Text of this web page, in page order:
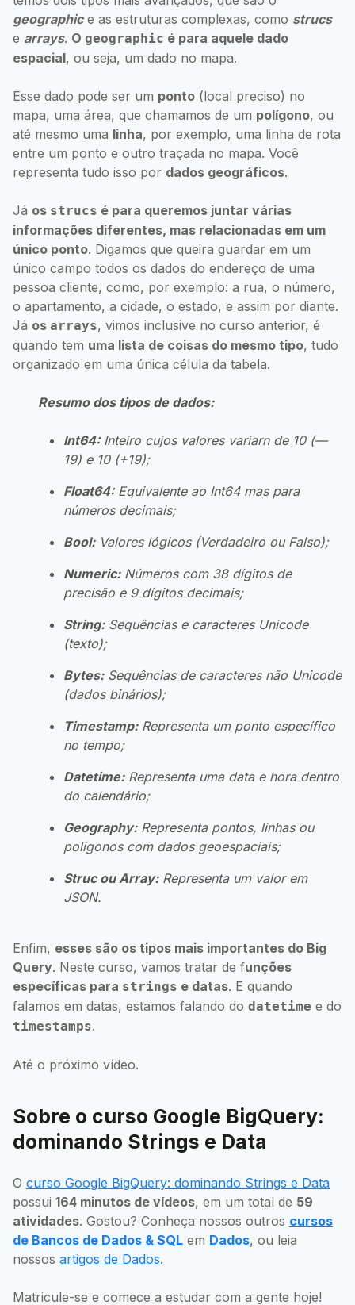
geographice as estruturas complexas, como strucs
e arrays. O geographic é para aquele dado
espacial, ou seja, um dado no mapa.
Esse dado pode ser um ponto (local preciso) no
mapa, uma área, que chamamos de um polígono, ou
até mesmo uma linha, por exemplo, uma linha de rota
entre um ponto e outro traçada no mapa. Você
representa tudo isso por dados geográficos.
Já os strucs é para queremos juntar várias
informações diferentes, mas relacionadas em um
único ponto. Digamos que queira guardar em um
único campo todos os dados do endereço de uma
pessoa cliente, como, por exemplo: a rua, o número,
o apartamento, a cidade, o estado, e assim por diante.
Já os arrays, vimos inclusive no curso anterior, é
quando tem uma lista de coisas do mesmo tipo, tudo
organizado em uma única célula da tabela.
Resumo dos tipos de dados:
Int64:Inteiro cujos valores variarn de 10 (—
19) e 10 (+19);
Float64:Equivalente ao Int64 mas para
números decimais;
Bool:Valores lógicos (Verdadeiro ou Falso);
Numeric:Números com 38 dígitos de
precisão e 9 dígitos decimais;
String:Sequências e caracteres Unicode
(texto);
Bytes:Sequências de caracteres não Unicode
(dados binários);
Timestamp:Representa um ponto específico
no tempo;
Datetime:Representa uma data e hora dentro
do calendário;
Geography:Representa pontos, linhas ou
polígonos com dados geoespaciais;
Struc ou Array:Representa um valor em
JSON.
Enfim, esses são os tipos mais importantes do Big
Query. Neste curso, vamos tratar de funções
específicas para strings e datas. E quando
falamos em datas, estamos falando do datetime e do
timestamps.
Até o próximo vídeo.
Sobre o curso Google BigQuery:
dominando Strings e Data
O curso Google BigQuery: dominando Strings e Data
possui 164 minutos de vídeos, em um total de 59
atividades. Gostou? Conheça nossos outros cursos
de Bancos de Dados & SQL em Dados, ou leia
nossos artigos de Dados.
Matricule-se e comece a estudar com a gente hoje!